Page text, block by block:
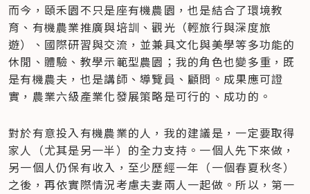
而今，頤禾園不只是座有機農園，也是結合了環境教
育、有機農業推廣與培訓、觀光（輕旅行與深度旅
遊）、國際研習與交流，並兼具文化與美學等多功能的
休閒、體驗、教學示範型農園；我的角色也變多重，既
是有機農夫，也是講師、導覽員、顧問。成果應可證
實，農業六級產業化發展策略是可行的、成功的。
對於有意投入有機農業的人，我的建議是，一定要取得
家人（尤其是另一半）的全力支持。一個人先下來做，
另一個人仍保有收入，至少歷經一年（一個春夏秋冬）
之後，再依實際情況考慮夫妻兩人一起做。所以，第一